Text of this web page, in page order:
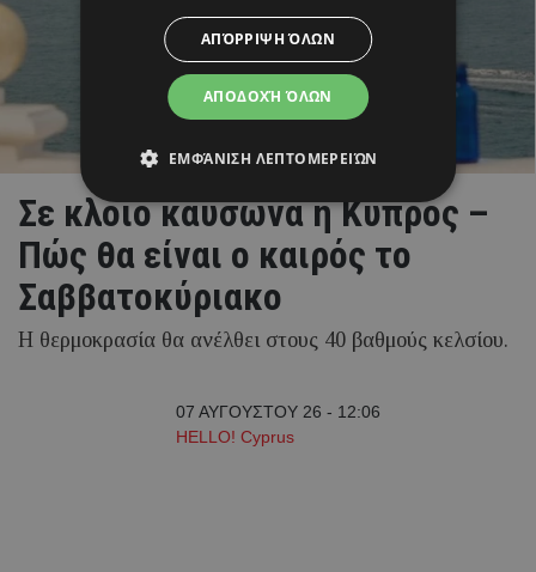
Σε κλοιό καύσωνα η Κύπρος –
Πώς θα είναι ο καιρός το
Σαββατοκύριακο
Η θερμοκρασία θα ανέλθει στους 40 βαθμούς κελσίου.
07 ΑΥΓΟΥΣΤΟΥ 26 - 12:06
HELLO! Cyprus
ΑΠΟΔΟΧΉ ΌΛΩΝ
ΑΠΌΡΡΙΨΗ ΌΛΩΝ
ΕΜΦΆΝΙΣΗ ΛΕΠΤΟΜΕΡΕΙΏΝ